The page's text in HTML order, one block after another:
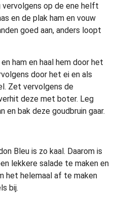
vervolgens op de ene helft
en de plak ham en vouw
goed aan, anders loopt
ham en haal hem door het
door het ei en als
Zet vervolgens de
deze met boter. Leg
en bak deze goudbruin gaar.
Bleu is zo kaal. Daarom is
lekkere salade te maken en
het helemaal af te maken
bij.